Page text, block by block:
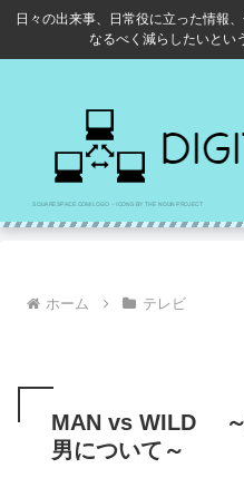
日々の出来事、日常役に立った情報
なるべく減らしたいとい
ホーム テレビ
MAN vs WILD
男について～